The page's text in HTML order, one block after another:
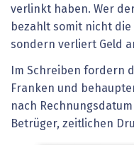
verlinkt haben. Wer
bezahlt somit nicht
sondern verliert Geld
Im Schreiben fordern
Franken und
nach
Betrüger, zeitlichen